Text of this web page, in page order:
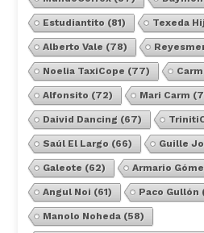
Estudiantito (81) Texeda
Alberto Vale (78)
Noelia TaxiCope (77)
Alfonsito (72) Mari Carm
Daivid Dancing (67)
Saúl El Largo (66) Guille
Galeote (62) Armario
Angul Noi (61) Paco Gullón
Manolo Noheda(58)